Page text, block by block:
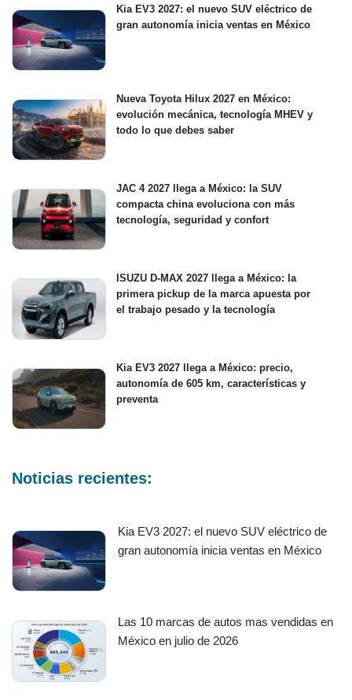
Kia EV3 2027: el nuevo SUV eléctrico de
gran autonomía inicia ventas en México
Nueva Toyota Hilux 2027 en México:
evolución mecánica, tecnología MHEV y
todo lo que debes saber
JAC 4 2027 llega a México: la SUV
compacta china evoluciona con más
tecnología, seguridad y confort
ISUZU D-MAX 2027 llega a México: la
primera pickup de la marca apuesta por
el trabajo pesado y la tecnología
Kia EV3 2027 llega a México: precio,
autonomía de 605 km, características y
preventa
Noticias recientes:
Kia EV3 2027: el nuevo SUV eléctrico de
gran autonomía inicia ventas en México
Las 10 marcas de autos mas vendidas en
México en julio de 2026